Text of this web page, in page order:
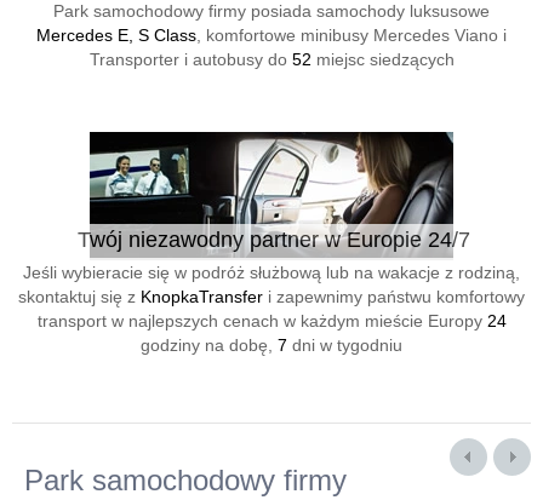
Park samochodowy firmy posiada samochody luksusowe
Mercedes E, S Class , komfortowe minibusy Mercedes Viano i
Transporter i autobusy do 52 miejsc siedzących
Twój niezawodny partner w Europie 24/7
Jeśli wybieracie się w podróż służbową lub na wakacje z rodziną,
skontaktuj się z KnopkaTransfer i zapewnimy państwu komfortowy
transport w najlepszych cenach w każdym mieście Europy 24
godziny na dobę, 7 dni w tygodniu
Park samochodowy firmy